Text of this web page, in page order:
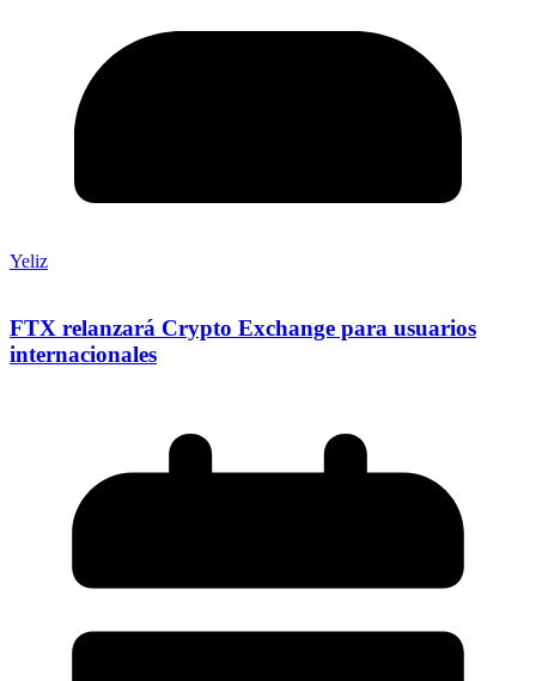
Yeliz
FTX relanzará Crypto Exchange para usuarios
internacionales